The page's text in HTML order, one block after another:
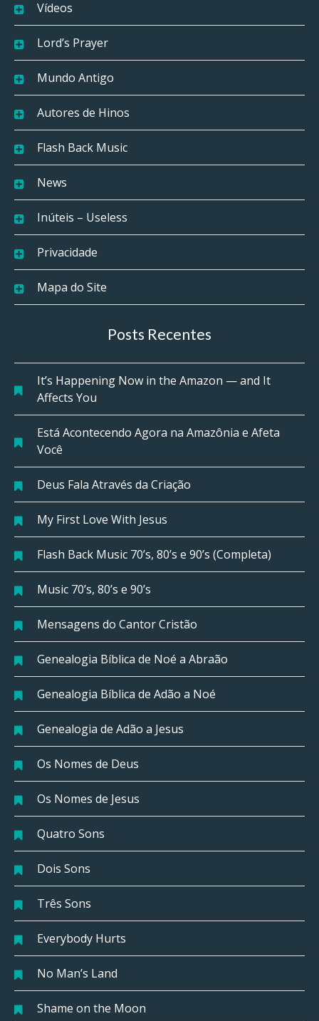
Vídeos
Lord’s Prayer
Mundo Antigo
Autores de Hinos
Flash Back Music
News
Inúteis – Useless
Privacidade
Mapa do Site
Posts Recentes
It’s Happening Now in the Amazon — and It
Affects You
Está Acontecendo Agora na Amazônia e Afeta
Você
Deus Fala Através da Criação
My First Love With Jesus
Flash Back Music 70’s, 80’s e 90’s (Completa)
Music 70’s, 80’s e 90’s
Mensagens do Cantor Cristão
Genealogia Bíblica de Noé a Abraão
Genealogia Bíblica de Adão a Noé
Genealogia de Adão a Jesus
Os Nomes de Deus
Os Nomes de Jesus
Quatro Sons
Dois Sons
Três Sons
Everybody Hurts
No Man’s Land
Shame on the Moon